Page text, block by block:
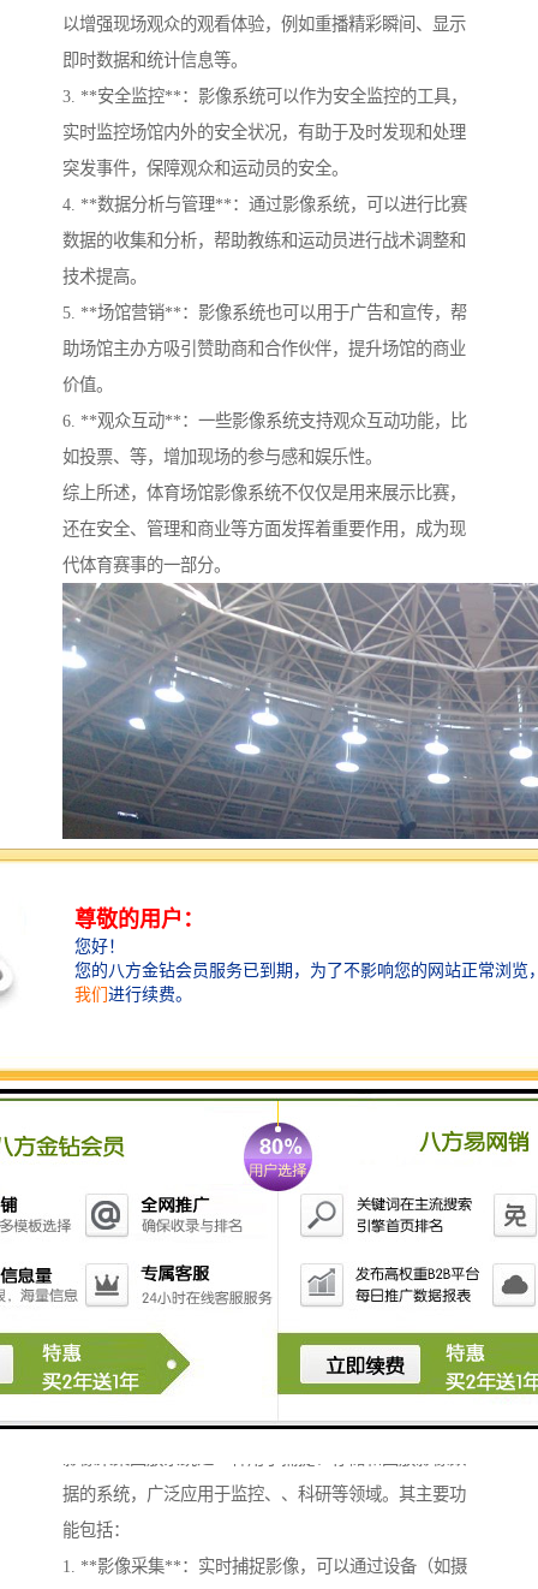
以增强现场观众的观看体验，例如重播精彩瞬间、显示
即时数据和统计信息等。
3. **安全监控**：影像系统可以作为安全监控的工具，
实时监控场馆内外的安全状况，有助于及时发现和处理
突发事件，保障观众和运动员的安全。
4. **数据分析与管理**：通过影像系统，可以进行比赛
数据的收集和分析，帮助教练和运动员进行战术调整和
技术提高。
5. **场馆营销**：影像系统也可以用于广告和宣传，帮
助场馆主办方吸引赞助商和合作伙伴，提升场馆的商业
价值。
6. **观众互动**：一些影像系统支持观众互动功能，比
如投票、等，增加现场的参与感和娱乐性。
综上所述，体育场馆影像系统不仅仅是用来展示比赛，
还在安全、管理和商业等方面发挥着重要作用，成为现
代体育赛事的一部分。
据的系统，广泛应用于监控、、科研等领域。其主要功
能包括：
1. **影像采集**：实时捕捉影像，可以通过设备（如摄